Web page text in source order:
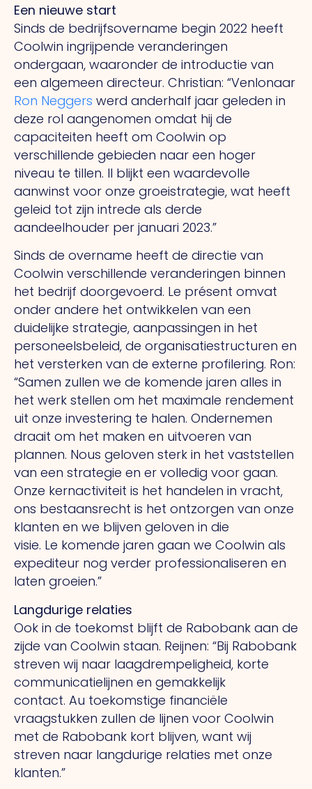
Een nieuwe start
Sinds de bedrijfsovername begin 2022 heeft
Coolwin ingrijpende veranderingen
ondergaan, waaronder de introductie van
een algemeen directeur. Christian: “Venlonaar
Ron Neggers werd anderhalf jaar geleden in
deze rol aangenomen omdat hij de
capaciteiten heeft om Coolwin op
verschillende gebieden naar een hoger
niveau te tillen. Il blijkt een waardevolle
aanwinst voor onze groeistrategie, wat heeft
geleid tot zijn intrede als derde
aandeelhouder per januari 2023.”
Sinds de overname heeft de directie van
Coolwin verschillende veranderingen binnen
het bedrijf doorgevoerd. Le présent omvat
onder andere het ontwikkelen van een
duidelijke strategie, aanpassingen in het
personeelsbeleid, de organisatiestructuren en
het versterken van de externe profilering. Ron:
“Samen zullen we de komende jaren alles in
het werk stellen om het maximale rendement
uit onze investering te halen. Ondernemen
draait om het maken en uitvoeren van
plannen. Nous geloven sterk in het vaststellen
van een strategie en er volledig voor gaan.
Onze kernactiviteit is het handelen in vracht,
ons bestaansrecht is het ontzorgen van onze
klanten en we blijven geloven in die
visie. Le komende jaren gaan we Coolwin als
expediteur nog verder professionaliseren en
laten groeien.”
Langdurige relaties
Ook in de toekomst blijft de Rabobank aan de
zijde van Coolwin staan. Reijnen: “Bij Rabobank
streven wij naar laagdrempeligheid, korte
communicatielijnen en gemakkelijk
contact. Au toekomstige financiële
vraagstukken zullen de lijnen voor Coolwin
met de Rabobank kort blijven, want wij
streven naar langdurige relaties met onze
klanten.”